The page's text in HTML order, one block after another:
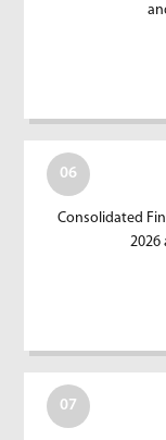
06
Consolidated
2026
07